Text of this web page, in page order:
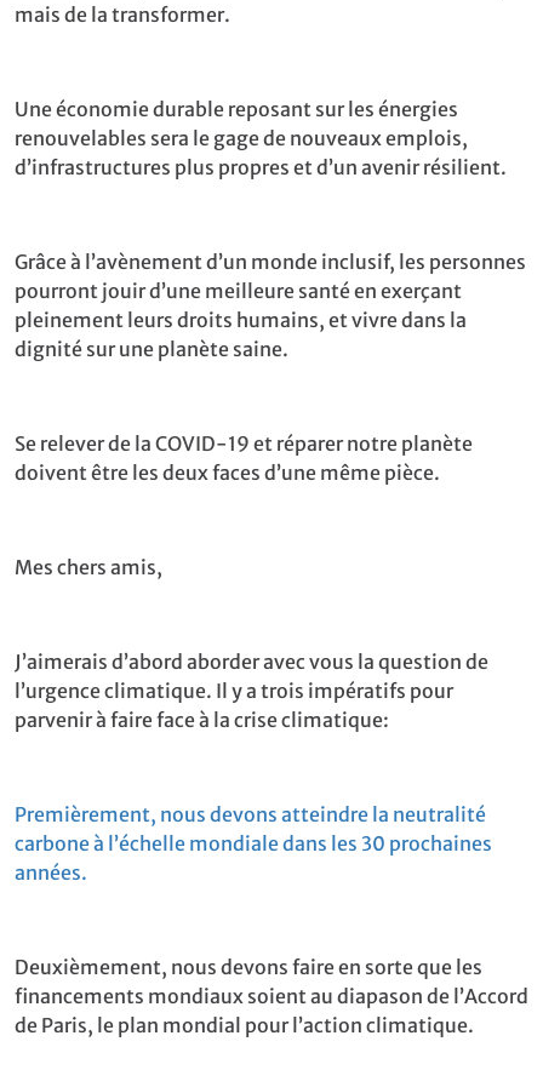
mais de la transformer.
Une économie durable reposant sur les énergies
renouvelables sera le gage de nouveaux emplois,
d’infrastructures plus propres et d’un avenir résilient.
Grâce à l’avènement d’un monde inclusif, les personnes
pourront jouir d’une meilleure santé en exerçant
pleinement leurs droits humains, et vivre dans la
dignité sur une planète saine.
Se relever de la COVID-19 et réparer notre planète
doivent être les deux faces d’une même pièce.
Mes chers amis,
J’aimerais d’abord aborder avec vous la question de
l’urgence climatique. Il y a trois impératifs pour
parvenir à faire face à la crise climatique:
Premièrement, nous devons atteindre la neutralité
carbone à l’échelle mondiale dans les 30 prochaines
années.
Deuxièmement, nous devons faire en sorte que les
financements mondiaux soient au diapason de l’Accord
de Paris, le plan mondial pour l’action climatique.